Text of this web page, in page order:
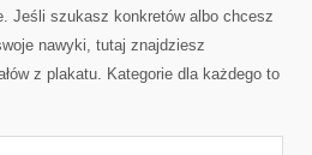
Jeśli szukasz konkretów albo chcesz
nawyki, tutaj znajdziesz
z plakatu. Kategorie dla każdego to